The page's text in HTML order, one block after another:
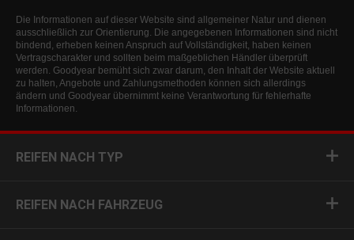
Die Informationen auf dieser Website sind allgemeiner Natur und dienen
ausschließlich zur Orientierung. Die angegebenen Informationen sind nicht
bindend, erheben keinen Anspruch auf Vollständigkeit, haben keinen
Vertragscharakter und sollten beim maßgeblichen Händler überprüft
werden. Goodyear bemüht sich zwar darum, den Inhalt der Website aktuell
zu halten, Angebote und Zahlungsmethoden können sich allerdings
ändern und Goodyear übernimmt keine Verantwortung für fehlerhafte
Informationen.
REIFEN NACH TYP
REIFEN NACH FAHRZEUG